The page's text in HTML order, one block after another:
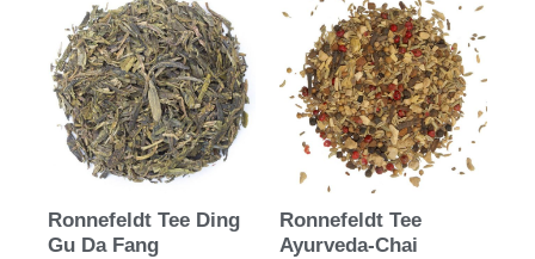
Ronnefeldt Tee Ding
Gu Da Fang
Ronnefeldt Tee
Ayurveda-Chai